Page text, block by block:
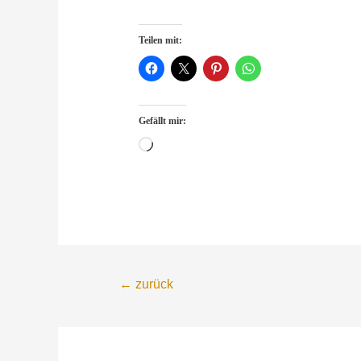
Teilen mit:
Gefällt mir:
Wird
Beitragsnavigation
← zurück